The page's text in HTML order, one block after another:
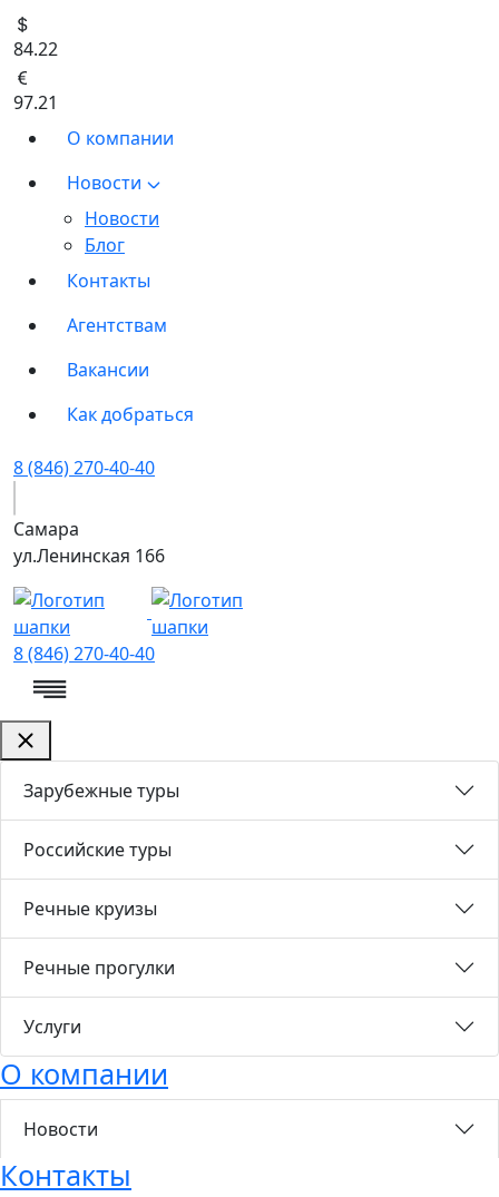
84.22
97.21
О компании
Новости
Новости
Блог
Контакты
Агентствам
Вакансии
Как добраться
8 (846) 270-40-40
Самара
ул.Ленинская 166
8 (846) 270-40-40
Зарубежные туры
Российские туры
Речные круизы
Речные прогулки
Услуги
О компании
Новости
Контакты